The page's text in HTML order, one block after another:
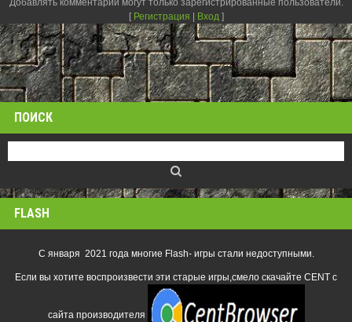
Добавлять комментарии могут только зарегистрированные пользователи.
[ Регистрация Вход]
ПОИСК
FLASH
С января 2021 года многие Flash- игры стали недоступными.
Если вы хотите воспроизвести эти старые игры,смело скачайте CENT с
сайта производителя